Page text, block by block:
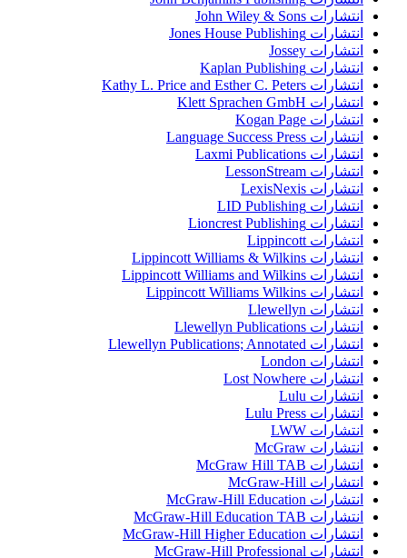
انتشارات John Wiley & Sons
انتشارات Jones House Publishing
انتشارات Jossey
انتشارات Kaplan Publishing
انتشارات Kathy L. Price and Esther C. Peters
انتشارات Klett Sprachen GmbH
انتشارات Kogan Page
انتشارات Language Success Press
انتشارات Laxmi Publications
انتشارات LessonStream
انتشارات LexisNexis
انتشارات LID Publishing
انتشارات Lioncrest Publishing
انتشارات Lippincott
انتشارات Lippincott Williams & Wilkins
انتشارات Lippincott Williams and Wilkins
انتشارات Lippincott Williams Wilkins
انتشارات Llewellyn
انتشارات Llewellyn Publications
انتشارات Llewellyn Publications; Annotated
انتشارات London
انتشارات Lost Nowhere
انتشارات Lulu
انتشارات Lulu Press
انتشارات LWW
انتشارات McGraw
انتشارات McGraw Hill TAB
انتشارات McGraw-Hill
انتشارات McGraw-Hill Education
انتشارات McGraw-Hill Education TAB
انتشارات McGraw-Hill Higher Education
انتشارات McGraw-Hill Professional